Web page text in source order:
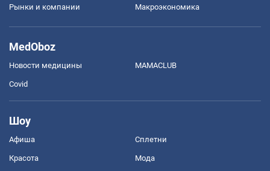
Рынки и компании Mакроэкономика
MedOboz
Новости медицины MAMACLUB
Covid
Шоу
Афиша Сплетни
Красота Мода